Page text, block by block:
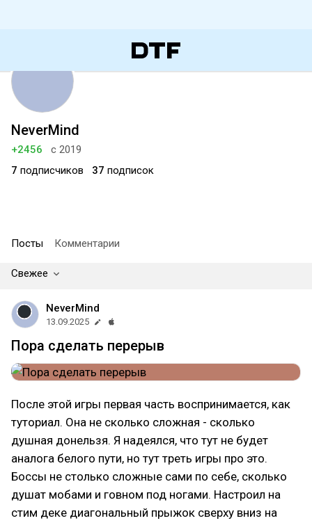
NeverMind
+2456
с 2019
7 подписчиков 37 подписок
Посты Комментарии
Свежее
NeverMind
13.09.2025
Пора сделать перерыв
После этой игры первая часть воспринимается, как
туториал. Она не сколько сложная - сколько
душная донельзя. Я надеялся, что тут не будет
аналога белого пути, но тут треть игры про это.
Боссы не столько сложные сами по себе, сколько
душат мобами и говном под ногами. Настроил на
стим деке диагональный прыжок сверху вниз на